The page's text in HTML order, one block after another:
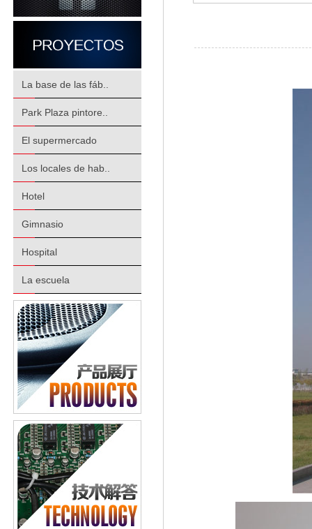
La base de las fáb..
Park Plaza pintore..
El supermercado
Los locales de hab..
Hotel
Gimnasio
Hospital
La escuela